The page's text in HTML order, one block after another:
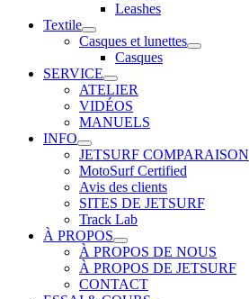
Leashes
Textile
Casques et lunettes
Casques
SERVICE
ATELIER
VIDÉOS
MANUELS
INFO
JETSURF COMPARAISON
MotoSurf Certified
Avis des clients
SITES DE JETSURF
Track Lab
À PROPOS
À PROPOS DE NOUS
À PROPOS DE JETSURF
CONTACT